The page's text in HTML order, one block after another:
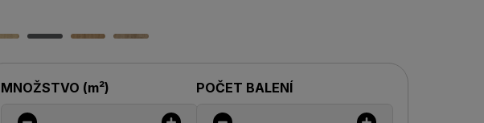
MNOŽSTVO (m²) POČET BALENÍ